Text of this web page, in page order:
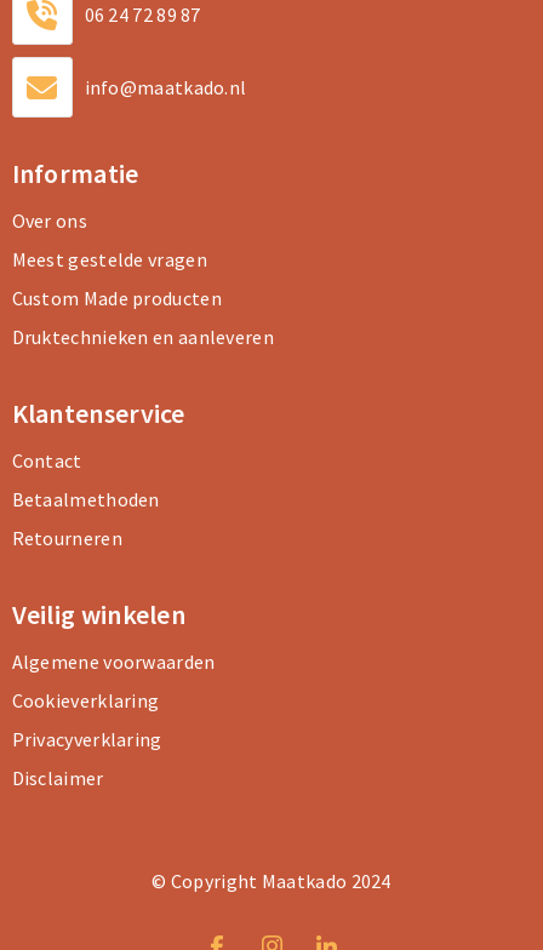
06 24 72 89 87
info@maatkado.nl
Informatie
Over ons
Meest gestelde vragen
Custom Made producten
Druktechnieken en aanleveren
Klantenservice
Contact
Betaalmethoden
Retourneren
Veilig winkelen
Algemene voorwaarden
Cookieverklaring
Privacyverklaring
Disclaimer
© Copyright Maatkado 2024